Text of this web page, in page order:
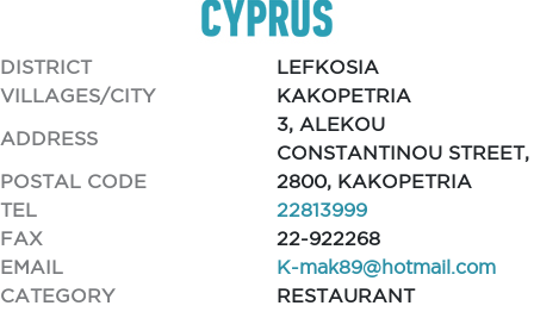
DISTRICT
LEFKOSIA
VILLAGES/CITY
KAKOPETRIA
ADDRESS
3, ALEKOU
CONSTANTINOU STREET,
POSTAL CODE
2800, KAKOPETRIA
TEL
22813999
FAX
22-922268
EMAIL
K-mak89@hotmail.com
CATEGORY
RESTAURANT